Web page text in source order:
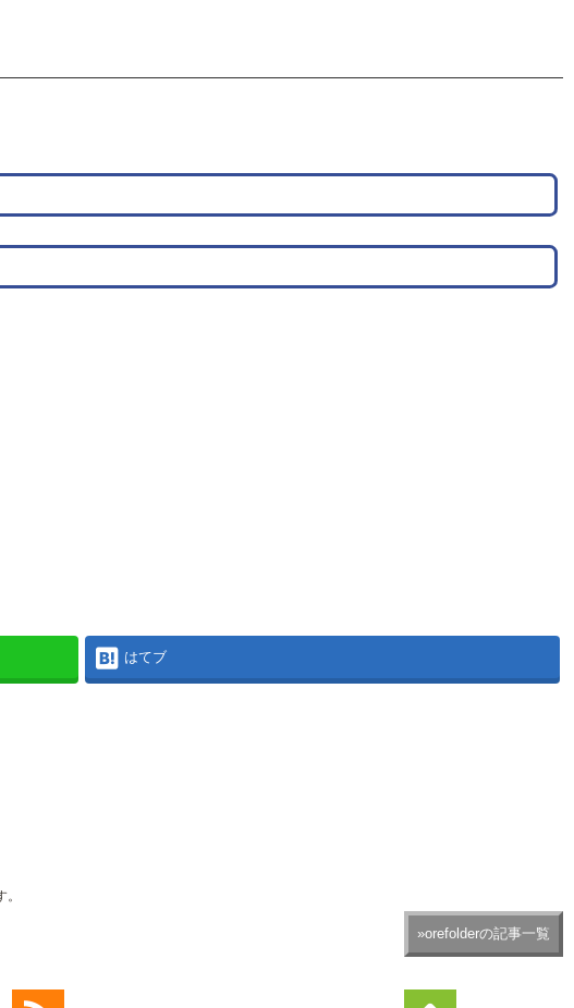
はてブ
»orefolderの記事一覧